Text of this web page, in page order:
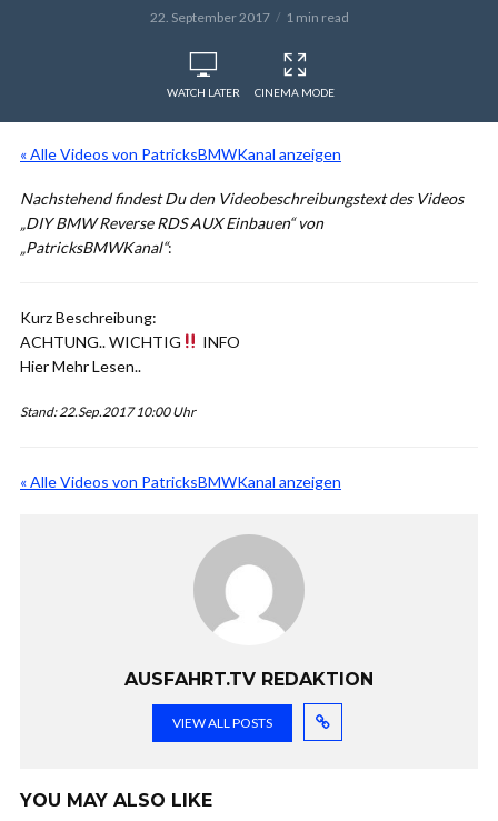
22. September 2017 1 min read
WATCH LATER CINEMA MODE
« Alle Videos von PatricksBMWKanal anzeigen
Nachstehend findest Du den Videobeschreibungstext des Videos
„DIY BMW Reverse RDS AUX Einbauen“ von
„PatricksBMWKanal“:
Kurz Beschreibung:
ACHTUNG.. WICHTIG
INFO
Hier Mehr Lesen..
Stand: 22.Sep.2017 10:00 Uhr
« Alle Videos von PatricksBMWKanal anzeigen
AUSFAHRT.TV REDAKTION
VIEW ALL POSTS
YOU MAY ALSO LIKE